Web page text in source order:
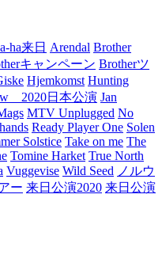
a-ha来日 Arendal Brother
キャンペーン Brotherツ
Hjemkomst Hunting
2020日本公演 Jan
MTV Unplugged No
Ready Player One Solen
Solstice Take on me The
Tomine Harket True North
Vuggevise Wild Seed ノルウ
ー 来日公演2020 来日公演